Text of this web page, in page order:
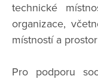
technické
organizace,
místností a
Pro podporu